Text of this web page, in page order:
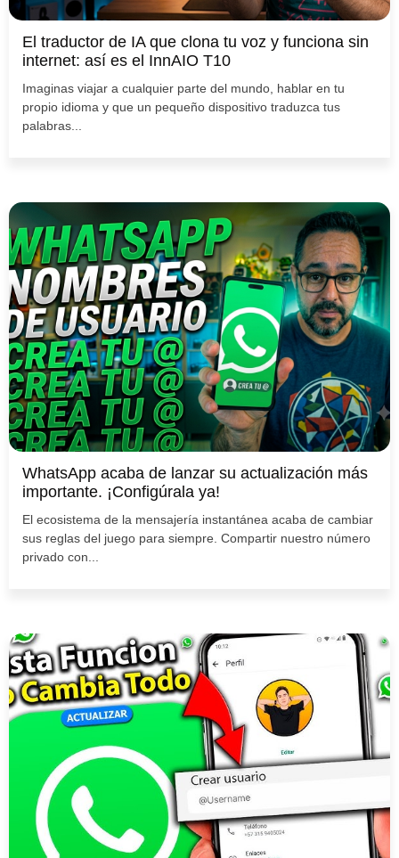
El traductor de IA que clona tu voz y funciona sin
internet: así es el InnAIO T10
Imaginas viajar a cualquier parte del mundo, hablar en tu
propio idioma y que un pequeño dispositivo traduzca tus
palabras...
WhatsApp acaba de lanzar su actualización más
importante. ¡Configúrala ya!
El ecosistema de la mensajería instantánea acaba de cambiar
sus reglas del juego para siempre. Compartir nuestro número
privado con...